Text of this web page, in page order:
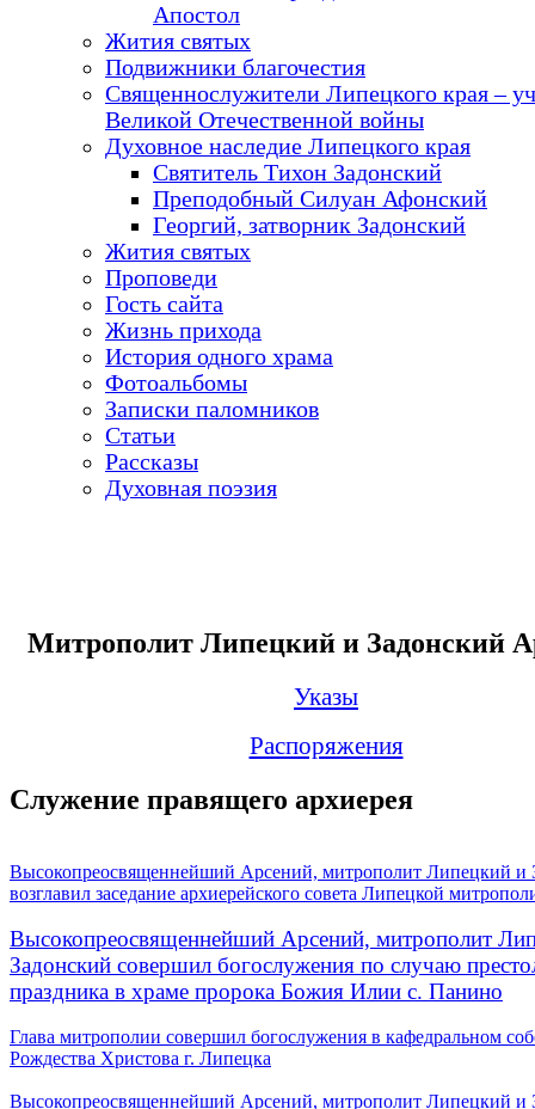
Апостол
Жития святых
Подвижники благочестия
Священнослужители Липецкого края –
Великой Отечественной войны
Духовное наследие Липецкого края
Святитель Тихон Задонский
Преподобный Силуан Афонский
Георгий, затворник Задонский
Жития святых
Проповеди
Гость сайта
Жизнь прихода
История одного храма
Фотоальбомы
Записки паломников
Статьи
Рассказы
Духовная поэзия
Митрополит Липецкий и Задонский
Указы
Распоряжения
Служение правящего архиерея
Высокопреосвященнейший Арсений, митрополит Липецкий и
возглавил заседание архиерейского совета Липецкой
Высокопреосвященнейший Арсений, митрополит
Задонский совершил богослужения по случаю
праздника в храме пророка Божия Илии с. Панино
Глава митрополии совершил богослужения в кафедральном
Рождества Христова г. Липецка
Высокопреосвященнейший Арсений, митрополит Липецкий и